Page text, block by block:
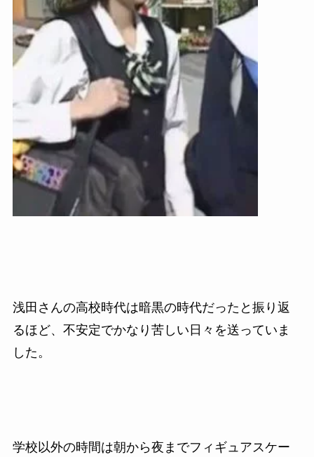
浅田さんの高校時代は暗黒の時代だったと振り返
るほど、不安定でかなり苦しい日々を送っていま
した。
学校以外の時間は朝から夜までフィギュアスケー